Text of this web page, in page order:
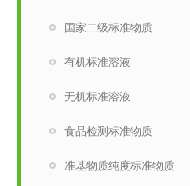
国家二级标准物质
有机标准溶液
无机标准溶液
食品检测标准物质
准基物质纯度标准物质